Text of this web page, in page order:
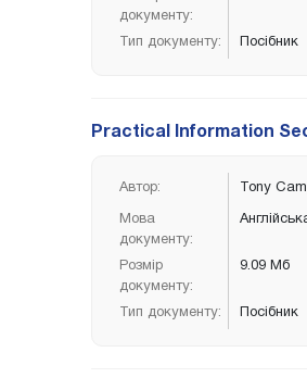
документу:
Тип документу: Посібник
Practical Information
Автор: Tony
Мова
документу:
Розмір
документу:
9.09 Мб
Тип документу: Посібник